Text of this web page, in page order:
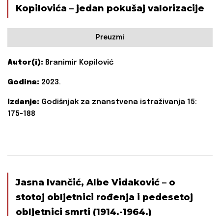
Kopilovića – jedan pokušaj valorizacije
Preuzmi
Autor(i): Branimir Kopilović
Godina: 2023.
Izdanje: Godišnjak za znanstvena istraživanja 15:
175-188
Jasna Ivančić, Albe Vidaković – o
stotoj obljetnici rođenja i pedesetoj
obljetnici smrti (1914.-1964.)